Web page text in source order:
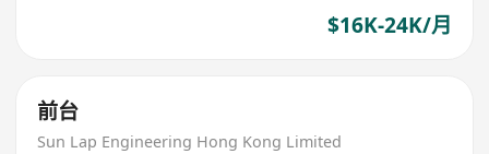
$16K-24K/月
前台
Sun Lap Engineering Hong Kong Limited